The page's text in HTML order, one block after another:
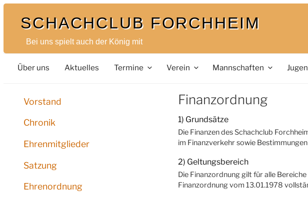
Zum
Inhalt
springenSCHACHCLUB FORCHHEIM
Bei uns spielt auch der König mit
Über uns Aktuelles Termine Verein Mannschaften
Vorstand
Chronik
Ehrenmitglieder
Satzung
Ehrenordnung
Finanzordnung
1) Grundsätze
Die Finanzen des Schachclub
im Finanzverkehr sowie
2) Geltungsbereich
Die Finanzordnung gilt für alle
Finanzordnung vom 13.01.1978